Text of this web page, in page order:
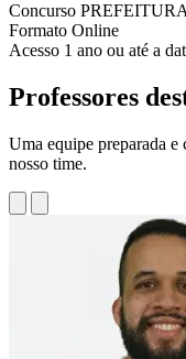
Concurso
Formato Online
Acesso 1 ano ou até a
Professores
Uma equipe preparada e
nosso time.